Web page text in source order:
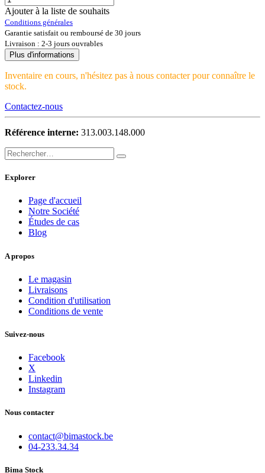
Ajouter à la liste de souhaits
Conditions générales
Garantie satisfait ou remboursé de 30 jours
Livraison : 2-3 jours ouvrables
Plus d'informations
Inventaire en cours, n'hésitez pas à nous contacter pour connaître le
stock.
Contactez-nous
Référence interne: 313.003.148.000
Explorer
Page d'accueil
Notre Société
Études de cas
Blog
A propos
Le magasin
Livraisons
Condition d'utilisation
Conditions de vente
Suivez-nous
Facebook
X
Linkedin
Instagram
Nous contacter
contact@bimastock.be
04-233.34.34
Bima Stock